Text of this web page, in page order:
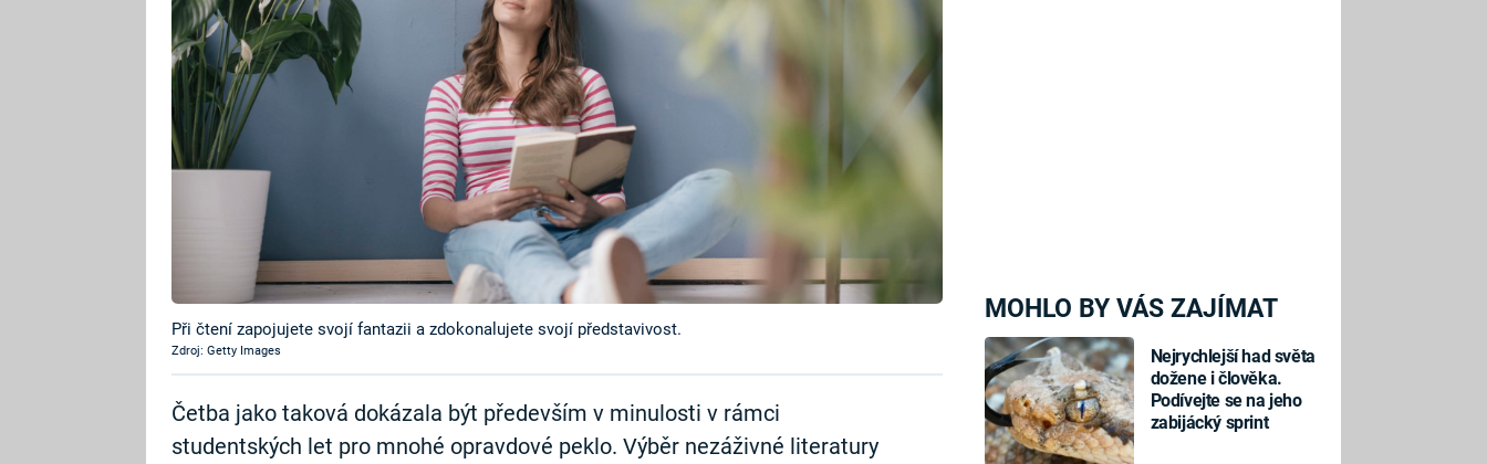
MOHLO BY VÁS ZAJÍMAT
Nejrychlejší had světa
dožene i člověka.
Podívejte se na jeho
zabijácký sprint
Při čtení zapojujete svojí fantazii a zdokonalujete svojí představivost.
Zdroj: Getty Images
Četba jako taková dokázala být především v minulosti v rámci
studentských let pro mnohé opravdové peklo. Výběr nezáživné literatury